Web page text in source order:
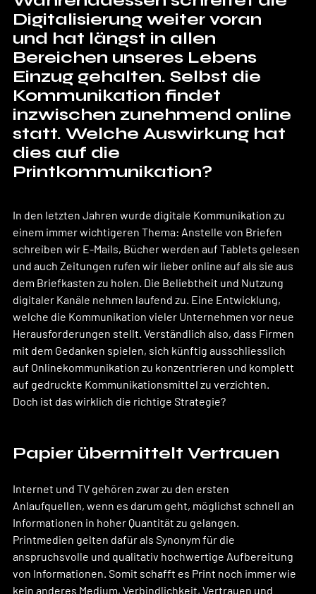
Digitalisierung weiter voran
und hat längst in allen
Bereichen unseres Lebens
Einzug gehalten. Selbst die
Kommunikation findet
inzwischen zunehmend online
statt. Welche Auswirkung hat
dies auf die
Printkommunikation?
In den letzten Jahren wurde digitale Kommunikation zu
einem immer wichtigeren Thema: Anstelle von Briefen
schreiben wir E-Mails, Bücher werden auf Tablets gelesen
und auch Zeitungen rufen wir lieber online auf als sie aus
dem Briefkasten zu holen. Die Beliebtheit und Nutzung
digitaler Kanäle nehmen laufend zu. Eine Entwicklung,
welche die Kommunikation vieler Unternehmen vor neue
Herausforderungen stellt. Verständlich also, dass Firmen
mit dem Gedanken spielen, sich künftig ausschliesslich
auf Onlinekommunikation zu konzentrieren und komplett
auf gedruckte Kommunikationsmittel zu verzichten.
Doch ist das wirklich die richtige Strategie?
Papier übermittelt Vertrauen
Internet und TV gehören zwar zu den ersten
Anlaufquellen, wenn es darum geht, möglichst schnell an
Informationen in hoher Quantität zu gelangen.
Printmedien gelten dafür als Synonym für die
anspruchsvolle und qualitativ hochwertige Aufbereitung
von Informationen. Somit schafft es Print noch immer wie
kein anderes Medium, Verbindlichkeit, Vertrauen und